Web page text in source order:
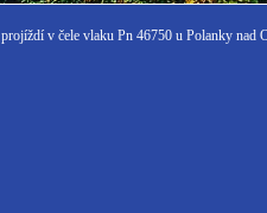
projíždí v čele vlaku Pn 46750 u Polanky nad